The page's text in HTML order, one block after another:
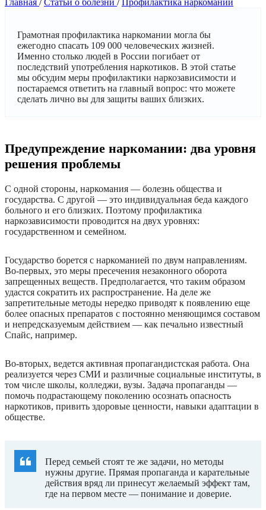
Грамотная профилактика наркомании могла бы
ежегодно спасать 109 000 человеческих жизней.
Именно столько людей в России погибает от
последствий употребления наркотиков. В этой статье
мы обсудим меры профилактики наркозависимости и
постараемся ответить на главный вопрос: что можете
сделать лично вы для защиты ваших близких.
Предупреждение наркомании: два уровня
решения проблемы
С одной стороны, наркомания — болезнь общества и
государства. С другой — это индивидуальная беда каждого
больного и его близких. Поэтому профилактика
наркозависимости проводится на двух уровнях:
государственном и семейном.
Государство борется с наркоманией по двум направлениям.
Во-первых, это меры пресечения незаконного оборота
запрещенных веществ. Предполагается, что таким образом
удастся сократить их распространение. На деле же
запретительные методы нередко приводят к появлению еще
более опасных препаратов с постоянно меняющимся составом
и непредсказуемым действием — как печально известный
Спайс, например.
Во-вторых, ведется активная пропагандистская работа. Она
реализуется через СМИ и различные социальные институты, в
том числе школы, колледжи, вузы. Задача пропаганды —
помочь подрастающему поколению осознать опасность
наркотиков, привить здоровые ценности, навыки адаптации в
обществе.
Перед семьей стоят те же задачи, но методы
нужны другие. Прямая пропаганда и карательные
действия вряд ли принесут желаемый эффект там,
где на первом месте — понимание и доверие.